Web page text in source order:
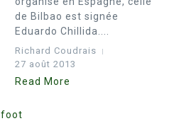
de Bilbao est signée
Eduardo Chillida....
Richard Coudrais
27 août 2013
Read More
foot